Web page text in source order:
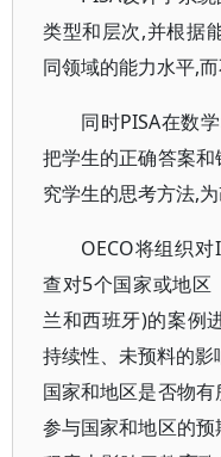
类型和层次,并根据
同领域的能力水平,而
同时PISA在数
把学生的正确答案
究学生的思考方法,为
OECO将组织
查对5个国家或地区
兰和西班牙)的案例
持续性、未预料的
国家和地区是否物
参与国家和地区的